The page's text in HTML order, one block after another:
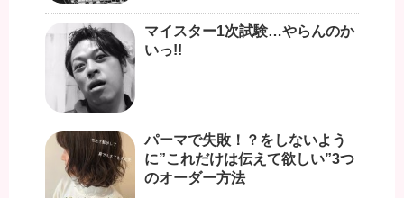
マイスター1次試験…やらんのか
いっ!!
パーマで失敗！？をしないよう
に”これだけは伝えて欲しい”3つ
のオーダー方法